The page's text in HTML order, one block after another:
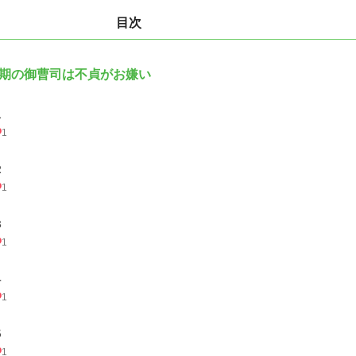
目次
の御曹司は不貞がお嫌い
1
1
1
1
1